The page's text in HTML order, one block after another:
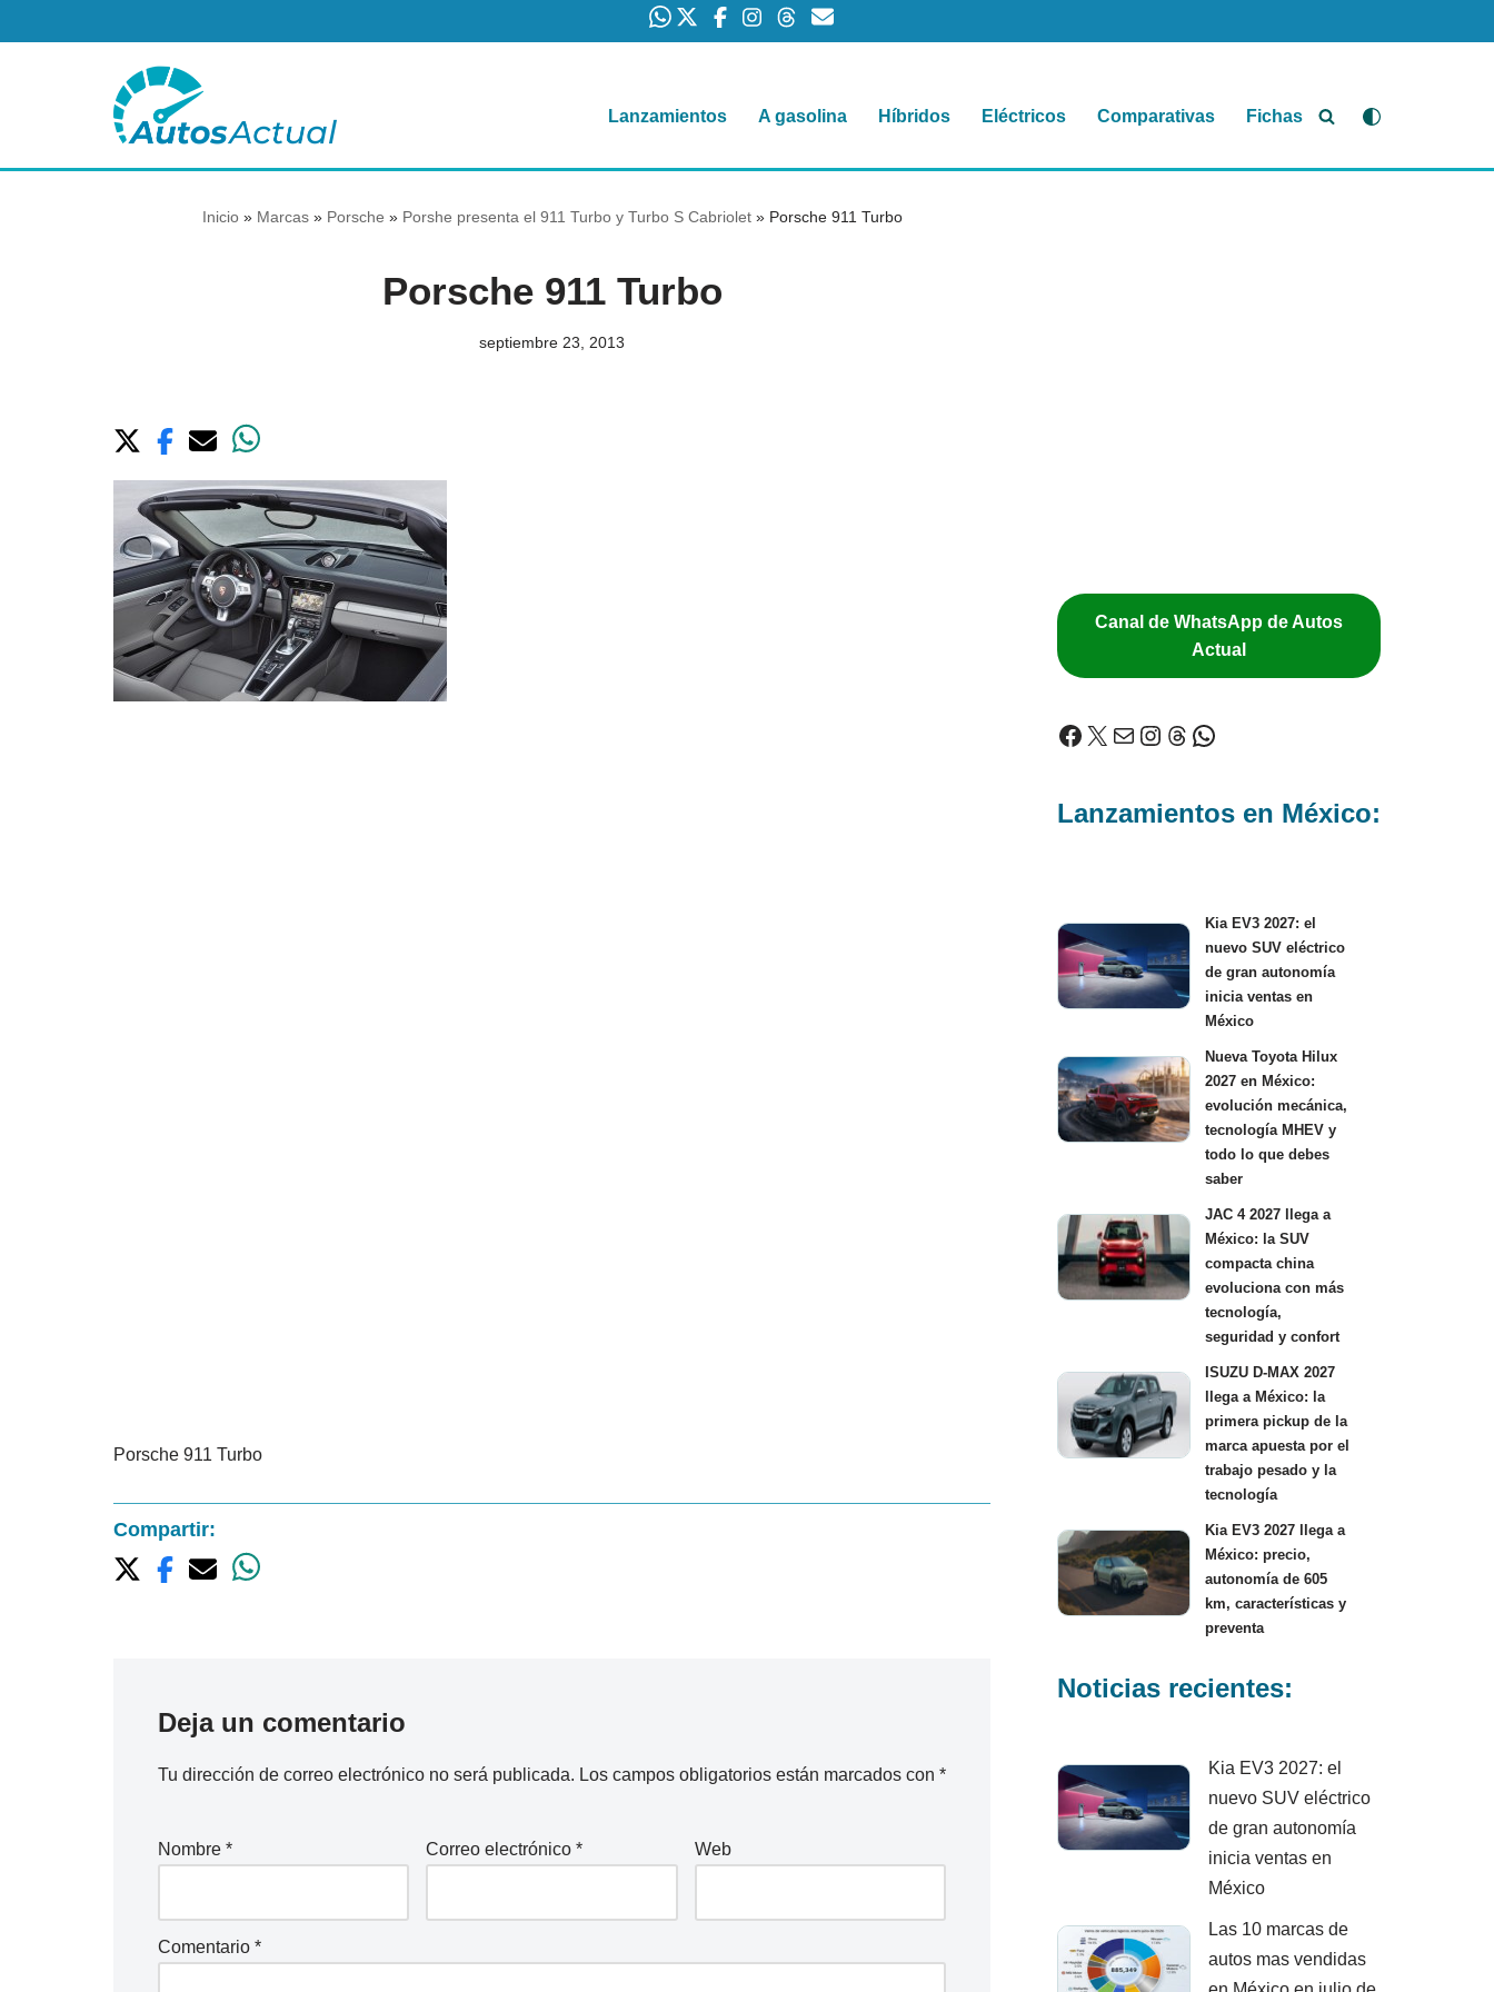
contenido
Lanzamientos A gasolina Híbridos Eléctricos Comparativas Fichas
Inicio» Marcas» Porsche » Porshe presenta el 911 Turbo y Turbo S Cabriolet» Porsche 911 Turbo
Porsche 911 Turbo
septiembre 23, 2013
Porsche 911 Turbo
Compartir:
Deja un comentario
Tu dirección de correo electrónico no será publicada. Los campos obligatorios están marcados con *
Nombre * Correo electrónico* Web
Comentario *
Canal de WhatsApp de Autos
Actual
Lanzamientos en México:
Kia EV3 2027: el
nuevo SUV eléctrico
de gran autonomía
inicia ventas en
México
Nueva Toyota Hilux
2027 en México:
evolución mecánica,
tecnología MHEV y
todo lo que debes
saber
JAC 4 2027 llega a
México: la SUV
compacta china
evoluciona con más
tecnología,
seguridad y confort
ISUZU D-MAX 2027
llega a México: la
primera pickup de la
marca apuesta por el
trabajo pesado y la
tecnología
Kia EV3 2027 llega a
México: precio,
autonomía de 605
km, características y
preventa
Noticias recientes:
Kia EV3 2027: el
nuevo SUV eléctrico
de gran autonomía
inicia ventas en
México
Las 10 marcas de
autos mas vendidas